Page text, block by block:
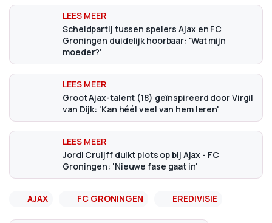
Scheldpartij tussen spelers Ajax en FC
Groningen duidelijk hoorbaar: 'Wat mijn
moeder?'
Groot Ajax-talent (18) geïnspireerd door Virgil
van Dijk: 'Kan héél veel van hem leren'
Jordi Cruijff duikt plots op bij Ajax - FC
Groningen: 'Nieuwe fase gaat in'
AJAX FC GRONINGEN EREDIVISIE